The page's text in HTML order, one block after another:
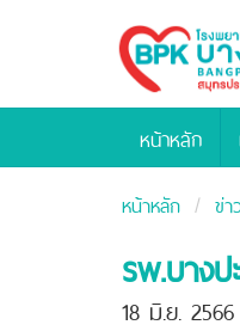
Bangpakok
Hospital
หน้าหลัก
หน้าหลัก ข่า
รพ.บาง
18 มิ.ย. 2566